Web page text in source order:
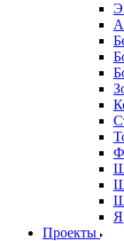
Проекты